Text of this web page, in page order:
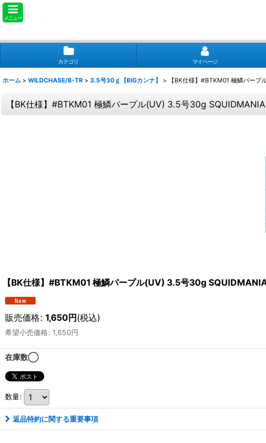
メニュー
カテゴリ マイページ
ホーム > WILDCHASE/B-TR > 3.5号30ｇ【BIGカンナ】 > 【BK仕様】#BTKM01 極鱗パー
【BK仕様】#BTKM01 極鱗パープル(UV) 3.5号30g
【BK仕様】#BTKM01 極鱗パープル(UV) 3.5号30g
販売価格: 1,650円(税込)
希望小売価格: 1,650円
在庫数◯
数量:
返品特約に関する重要事項